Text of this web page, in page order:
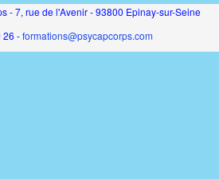
- 7, rue de l'Avenir - 93800 Epinay-sur-Seine
26 -formations@psycapcorps.com